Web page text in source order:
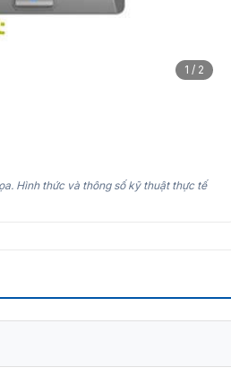
1 / 2
Hình thức và thông số kỹ thuật thực tế